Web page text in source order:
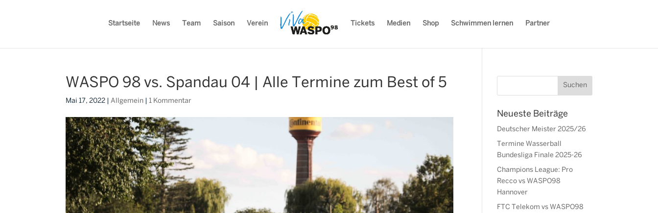
Startseite News Team Saison Verein Tickets Medien Shop Schwimmen lernen Partner
WASPO 98 vs. Spandau 04 | Alle Termine zum Best of 5
Mai 17, 2022 |Allgemein |1 Kommentar
Neueste Beiträge
Deutscher Meister 2025/26
Termine Wasserball
Bundesliga Finale 2025-26
Champions League: Pro
Recco vs WASPO98
Hannover
FTC Telekom vs WASPO98